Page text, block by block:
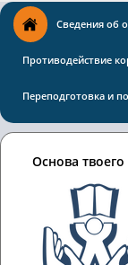
Сведения об
Противодействие
Переподготовка и
Основа